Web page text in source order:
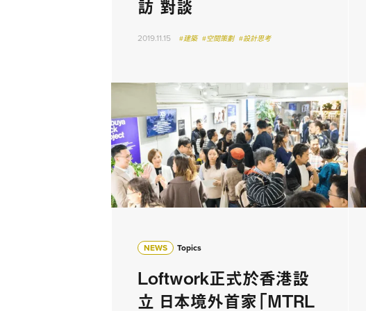
訪 對談
2019.11.15 #建築 #空間策劃 #設計思考
NEWS Topics
Loftwork正式於香港設
立 日本境外首家「MTRL